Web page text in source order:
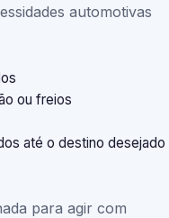
automotivas
ou freios
até o destino desejado
para agir com